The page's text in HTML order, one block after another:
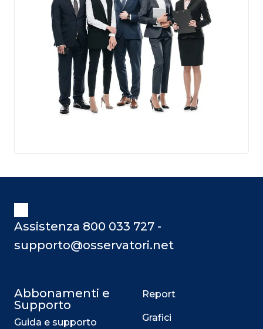
Assistenza 800 033 727 -
supporto@osservatori.net
Abbonamenti e
Supporto
Guida e supporto
Report
Grafici